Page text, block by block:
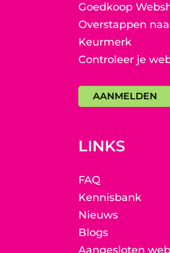
Goedkoop
Overstappen
Keurmerk
Controleer je
AANMELDEN
LINKS
FAQ
Kennisbank
Nieuws
Blogs
Aangesloten